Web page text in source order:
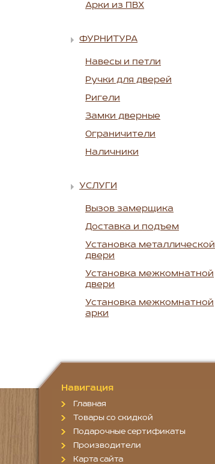
Арки из ПВХ
ФУРНИТУРА
Навесы и петли
Ручки для дверей
Ригели
Замки дверные
Ограничители
Наличники
УСЛУГИ
Вызов замерщика
Доставка и подъем
Установка металлической
двери
Установка межкомнатной
двери
Установка межкомнатной
арки
Навигация
Главная
Товары со скидкой
Подарочные сертификаты
Производители
Карта сайта